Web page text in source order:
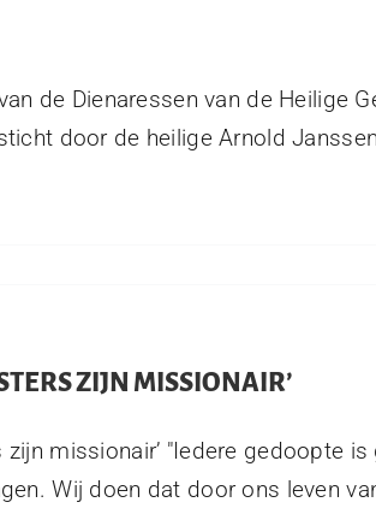
de Dienaressen van de Heilige
door de heilige Arnold
ZIJN MISSIONAIR’
zijn missionair’ "Iedere gedoopte
Wij doen dat door ons leven